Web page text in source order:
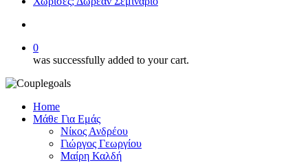
0
was successfully added to your cart.
Home
Μάθε Για Εμάς
Νίκος Ανδρέου
Γιώργος Γεωργίου
Μαίρη Καλδή